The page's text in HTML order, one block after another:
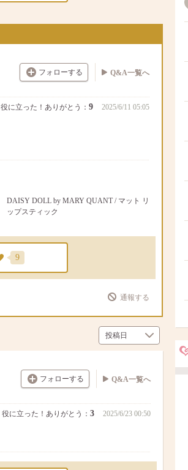
フォローする Q&A一覧へ
役に立った！ありがとう： 9 2025/6/11 05:05
DAISY DOLL by MARY QUANT / マット リ
ップスティック
9
通報する
フォローする Q&A一覧へ
役に立った！ありがとう： 3 2025/6/23 00:50